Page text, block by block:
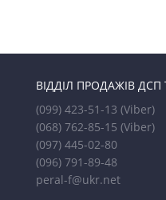
ВІДДІЛ ПРОДАЖІВ
(099) 423-51-13 (Viber)
(068) 762-85-15 (Viber)
(097) 445-02-80
(096) 791-89-48
peral-f@ukr.net